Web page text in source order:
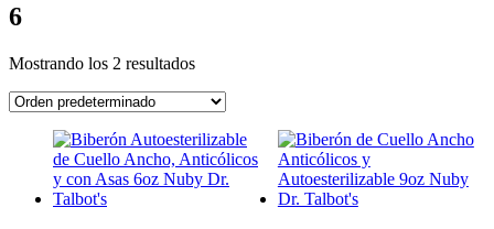
6
Mostrando los 2 resultados